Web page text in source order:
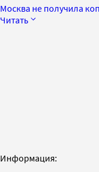
Москва не получила
Читать
Информация: